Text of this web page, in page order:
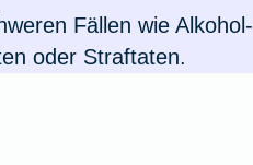
Fällen wie Alkohol-
oder Straftaten.